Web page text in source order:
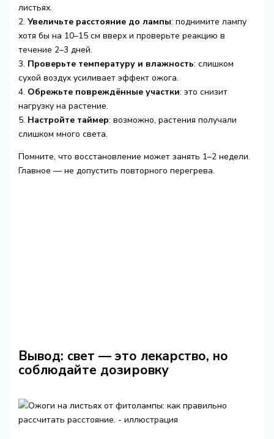
листьях.
2. Увеличьте расстояние до лампы: поднимите лампу
хотя бы на 10–15 см вверх и проверьте реакцию в
течение 2–3 дней.
3. Проверьте температуру и влажность: слишком
сухой воздух усиливает эффект ожога.
4. Обрежьте повреждённые участки: это снизит
нагрузку на растение.
5. Настройте таймер: возможно, растения получали
слишком много света.
Помните, что восстановление может занять 1–2 недели.
Главное — не допустить повторного перегрева.
Вывод: свет — это лекарство, но
соблюдайте дозировку